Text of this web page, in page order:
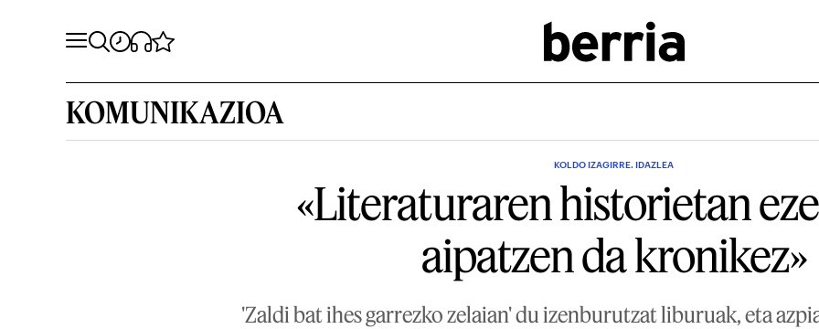
KOMUNIKAZIOA
KOLDO IZAGIRRE. IDAZLEA
«Literaturaren historietan
aipatzen da kronikez»
'Zaldi bat ihes garrezko zelaian' du izenburutzat liburuak, eta